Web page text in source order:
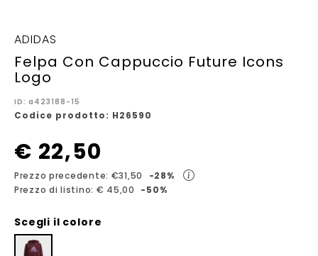
ADIDAS
Felpa Con Cappuccio Future Icons
Logo
ID: a423188-15
Codice prodotto: H26590
€ 22,50
Prezzo precedente: €31,50
-28%
Prezzo di listino: € 45,00
-50%
Scegli il colore